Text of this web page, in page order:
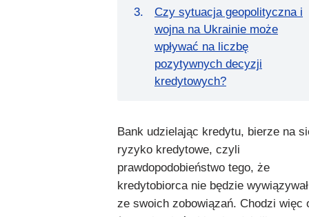
Czy sytuacja geopolityczna i
wojna na Ukrainie może
wpływać na liczbę
pozytywnych decyzji
kredytowych?
Bank udzielając kredytu, bierze na
ryzyko kredytowe, czyli
prawdopodobieństwo tego, że
kredytobiorca nie będzie
ze swoich zobowiązań. Chodzi więc